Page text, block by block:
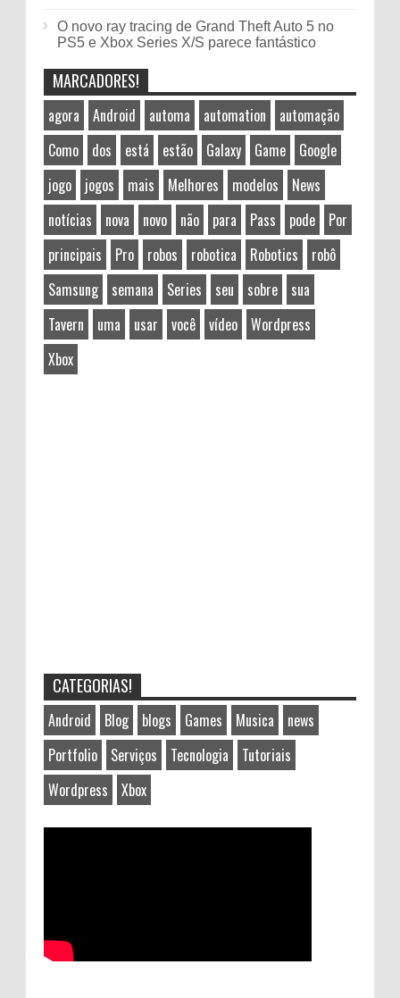
O novo ray tracing de Grand Theft Auto 5 no
PS5 e Xbox Series X/S parece fantástico
MARCADORES!
agora Android automa automation
automação
Como
dos está estão Galaxy Game
Google
jogo
jogos mais Melhores modelos
News
notícias
nova novo não para Pass pode
Por
principais
Pro robos robotica Robotics
robô
Samsung
semana Series seu sobre
sua
Tavern
uma usar você vídeo
Wordpress
Xbox
CATEGORIAS!
Android Blog blogs Games Musica
news
Portfolio
Serviços Tecnologia
Tutoriais
Wordpress
Xbox